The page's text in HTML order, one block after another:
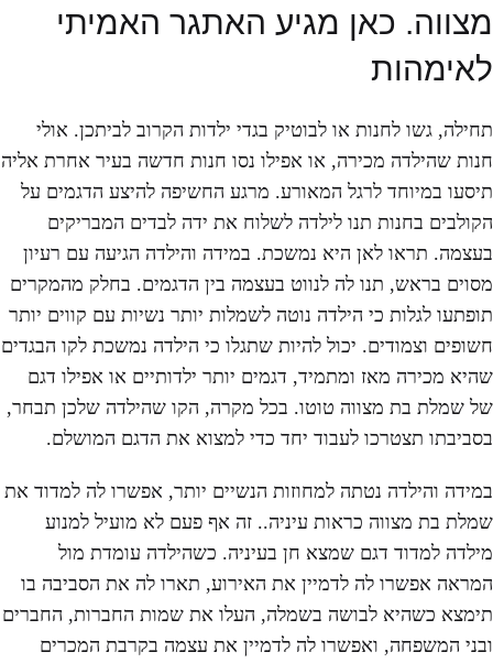
מצווה. כאן מגיע האתגר האמיתי
לאימהות
תחילה, גשו לחנות או לבוטיק בגדי ילדות הקרוב לביתכן. אולי
חנות שהילדה מכירה, או אפילו נסו חנות חדשה בעיר אחרת אליה
תיסעו במיוחד לרגל המאורע. מרגע החשיפה להיצע הדגמים על
הקולבים בחנות תנו לילדה לשלוח את ידה לבדים המבריקים
בעצמה. תראו לאן היא נמשכת. במידה והילדה הגיעה עם רעיון
מסוים בראש, תנו לה לנווט בעצמה בין הדגמים. בחלק מהמקרים
תופתעו לגלות כי הילדה נוטה לשמלות יותר נשיות עם קווים יותר
חשופים וצמודים. יכול להיות שתגלו כי הילדה נמשכת לקו הבגדים
שהיא מכירה מאז ומתמיד, דגמים יותר ילדותיים או אפילו דגם
של שמלת בת מצווה טוטו. בכל מקרה, הקו שהילדה שלכן תבחר,
בסביבתו תצטרכו לעבוד יחד כדי למצוא את הדגם המושלם.
במידה והילדה נטתה למחוזות הנשיים יותר, אפשרו לה למדוד את
שמלת בת מצווה כראות עיניה.. זה אף פעם לא מועיל למנוע
מילדה למדוד דגם שמצא חן בעיניה. כשהילדה עומדת מול
המראה אפשרו לה לדמיין את האירוע, תארו לה את הסביבה בו
תימצא כשהיא לבושה בשמלה, העלו את שמות החברות, החברים
ובני המשפחה, ואפשרו לה לדמיין את עצמה בקרבת המכרים